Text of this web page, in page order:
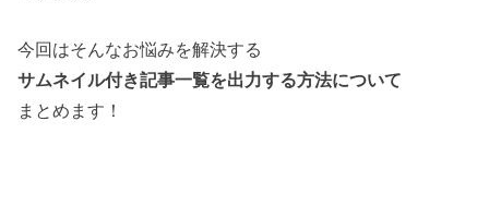
今回はそんなお悩みを解決する
サムネイル付き記事一覧を出力する方法について
まとめます！